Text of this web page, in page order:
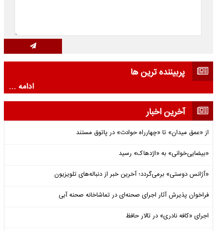
پربیننده ترین ها
ادامه ...
آخرین اخبار
از «عمق میدان» تا «چهارراه حوادث» در پاتوق مستند
«بیضایی‌خوانی» به «اژدهاک» رسید
«آژانس دوستی» برمی‌گردد؛ آخرین خبر از دنباله‌های تلویزیون
فراخوان پذیرش آثار اجرای صحنه‌ای در تماشاخانه صحنه آبی
اجرای «کافه نادری» در تالار حافظ